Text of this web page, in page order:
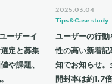
ーザーイ
定と募集
や課題、
2025.03.04
Tips＆Case study
ユーザーの行
性の高い新着記
知でお知らせ。
開封率は約1.7倍